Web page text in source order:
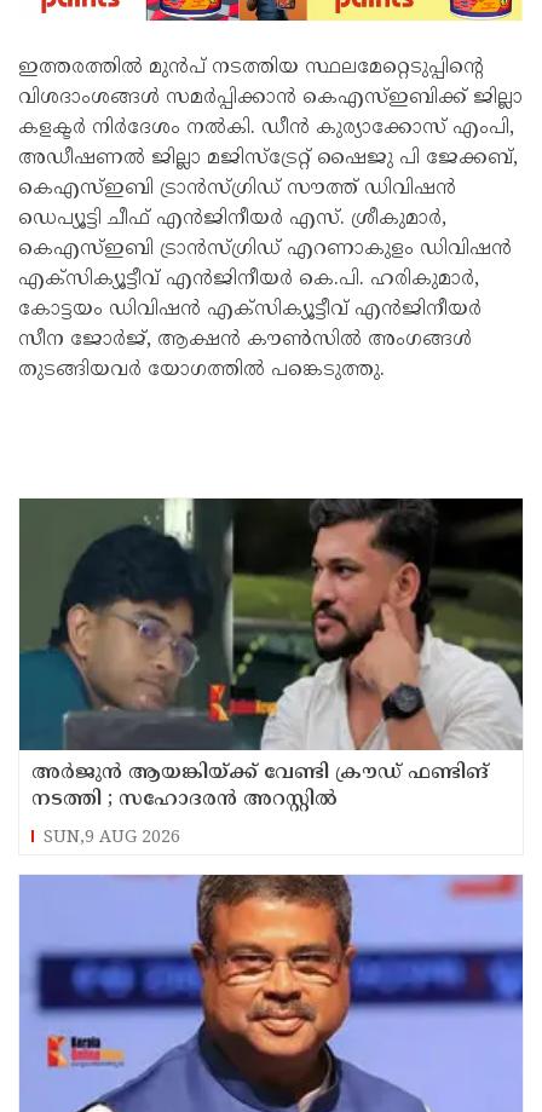
ഇത്തരത്തിൽ മുൻപ് നടത്തിയ സ്ഥലമേറ്റെടുപ്പിന്റെ
വിശദാംശങ്ങൾ സമർപ്പിക്കാൻ കെഎസ്ഇബിക്ക് ജില്ലാ
കളക്ടർ നിർദേശം നൽകി. ഡീൻ കുര്യാക്കോസ് എംപി,
അഡീഷണൽ ജില്ലാ മജിസ്ട്രേറ്റ് ഷൈജു പി ജേക്കബ്,
കെഎസ്ഇബി ട്രാൻസ്ഗ്രിഡ് സൗത്ത് ഡിവിഷൻ
ഡെപ്യൂട്ടി ചീഫ് എൻജിനീയർ എസ്. ശ്രീകുമാർ,
കെഎസ്ഇബി ട്രാൻസ്ഗ്രിഡ് എറണാകുളം ഡിവിഷൻ
എക്സിക്യൂട്ടീവ് എൻജിനീയർ കെ.പി. ഹരികുമാർ,
കോട്ടയം ഡിവിഷൻ എക്സിക്യൂട്ടീവ് എൻജിനീയർ
സീന ജോർജ്, ആക്ഷൻ കൗൺസിൽ അംഗങ്ങൾ
തുടങ്ങിയവർ യോഗത്തിൽ പങ്കെടുത്തു.
അര്‍ജുന്‍ ആയങ്കിയ്ക്ക് വേണ്ടി ക്രൗഡ് ഫണ്ടിങ്
നടത്തി ; സഹോദരന്‍ അറസ്റ്റില്‍
SUN,9 AUG 2026